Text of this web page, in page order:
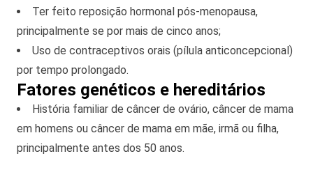
Ter feito reposição hormonal pós-menopausa,
principalmente se por mais de cinco anos;
Uso de contraceptivos orais (pílula anticoncepcional)
por tempo prolongado.
Fatores genéticos e hereditários
História familiar de câncer de ovário, câncer de mama
em homens ou câncer de mama em mãe, irmã ou filha,
principalmente antes dos 50 anos.